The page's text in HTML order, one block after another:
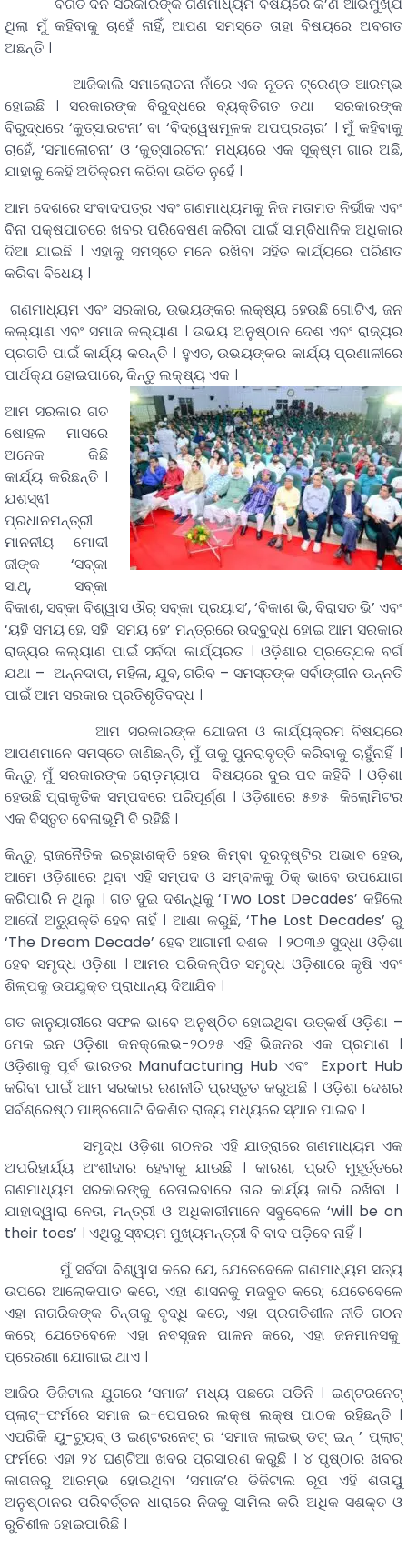
ଥିଲା ମୁଁ କହିବାକୁ ଚାହେଁ ନାହିଁ, ଆପଣ ସମସ୍ତେ ତାହା ବିଷୟରେ ଅବଗତ
ଅଛନ୍ତି ।
ଆଜିକାଲି ସମାଲୋଚନା ନାଁରେ ଏକ ନୂତନ ଟ୍ରେଣ୍ଡ ଆରମ୍ଭ
ହୋଇଛି । ସରକାରଙ୍କ ବିରୁଦ୍ଧରେ ବ୍ୟକ୍ତିଗତ ତଥା ସରକାରଙ୍କ
ବିରୁଦ୍ଧରେ ‘କୁତ୍ସାରଟନା’ ବା ‘ବିଦ୍ୱେଷମୂଳକ ଅପପ୍ରଚାର’ । ମୁଁ କହିବାକୁ
ଚାହେଁ, ‘ସମାଲୋଚନା’ ଓ ‘କୁତ୍ସାରଟନା’ ମଧ୍ୟରେ ଏକ ସୂକ୍ଷ୍ମ ଗାର ଅଛି,
ଯାହାକୁ କେହି ଅତିକ୍ରମ କରିବା ଉଚିତ ନୁହେଁ ।
ଆମ ଦେଶରେ ସଂବାଦପତ୍ର ଏବଂ ଗଣମାଧ୍ୟମକୁ ନିଜ ମତାମତ ନିର୍ଭୀକ ଏବଂ
ବିନା ପକ୍ଷପାତରେ ଖବର ପରିବେଷଣ କରିବା ପାଇଁ ସାମ୍ବିଧାନିକ ଅଧିକାର
ଦିଆ ଯାଇଛି । ଏହାକୁ ସମସ୍ତେ ମନେ ରଖିବା ସହିତ କାର୍ଯ୍ୟରେ ପରିଣତ
କରିବା ବିଧେୟ ।
ଗଣମାଧ୍ୟମ ଏବଂ ସରକାର, ଉଭୟଙ୍କର ଲକ୍ଷ୍ୟ ହେଉଛି ଗୋଟିଏ, ଜନ
କଲ୍ୟାଣ ଏବଂ ସମାଜ କଲ୍ୟାଣ । ଉଭୟ ଅନୁଷ୍ଠାନ ଦେଶ ଏବଂ ରାଜ୍ୟର
ପ୍ରଗତି ପାଇଁ କାର୍ଯ୍ୟ କରନ୍ତି । ହୁଏତ, ଉଭୟଙ୍କର କାର୍ଯ୍ୟ ପ୍ରଣାଳୀରେ
ପାର୍ଥକ୍ଯ ହୋଇପାରେ, କିନ୍ତୁ ଲକ୍ଷ୍ୟ ଏକ ।
ଆମ ସରକାର ଗତ
ଷୋହଳ ମାସରେ
ଅନେକ କିଛି
କାର୍ଯ୍ୟ କରିଛନ୍ତି ।
ଯଶସ୍ଵୀ
ପ୍ରଧାନମନ୍ତ୍ରୀ
ମାନନୀୟ ମୋଦୀ
ଜୀଙ୍କ ‘ସବ୍‍କା
ସାଥ୍, ସବ୍‍କା
ବିକାଶ, ସବ୍‍କା ବିଶ୍ୱାସ ଔର୍ ସବ୍‍କା ପ୍ରୟାସ’, ‘ବିକାଶ ଭି, ବିରାସତ ଭି’ ଏବଂ
‘ୟହି ସମୟ ହେ, ସହି ସମୟ ହେ’ ମନ୍ତ୍ରରେ ଉଦ୍‍ବୁଦ୍ଧ ହୋଇ ଆମ ସରକାର
ରାଜ୍ୟର କଲ୍ୟାଣ ପାଇଁ ସର୍ବଦା କାର୍ଯ୍ୟରତ । ଓଡ଼ିଶାର ପ୍ରତ୍ଯେକ ବର୍ଗ
ଯଥା – ଅନ୍ନଦାତା, ମହିଳା, ଯୁବ, ଗରିବ – ସମସ୍ତଙ୍କ ସର୍ବାଙ୍ଗୀନ ଉନ୍ନତି
ପାଇଁ ଆମ ସରକାର ପ୍ରତିଶୃତିବଦ୍ଧ ।
ଆମ ସରକାରଙ୍କ ଯୋଜନା ଓ କାର୍ଯ୍ୟକ୍ରମ ବିଷୟରେ
ଆପଣମାନେ ସମସ୍ତେ ଜାଣିଛନ୍ତି, ମୁଁ ତାକୁ ପୁନରାବୃତ୍ତି କରିବାକୁ ଚାହୁଁନାହିଁ ।
କିନ୍ତୁ, ମୁଁ ସରକାରଙ୍କ ରୋଡ଼ମ୍ୟାପ ବିଷୟରେ ଦୁଇ ପଦ କହିବି । ଓଡ଼ିଶା
ହେଉଛି ପ୍ରାକୃତିକ ସମ୍ପଦରେ ପରିପୂର୍ଣ୍ଣ । ଓଡ଼ିଶାରେ ୫୭୫ କିଲୋମିଟର
ଏକ ବିସ୍ତୃତ ବେଳାଭୂମି ବି ରହିଛି ।
କିନ୍ତୁ, ରାଜନୈତିକ ଇଚ୍ଛାଶକ୍ତି ହେଉ କିମ୍ବା ଦୂରଦୃଷ୍ଟିର ଅଭାବ ହେଉ,
ଆମେ ଓଡ଼ିଶାରେ ଥିବା ଏହି ସମ୍ପଦ ଓ ସମ୍ବଳକୁ ଠିକ୍ ଭାବେ ଉପଯୋଗ
କରିପାରି ନ ଥିଲୁ । ଗତ ଦୁଇ ଦଶନ୍ଧିକୁ ‘Two Lost Decades’ କହିଲେ
ଆଦୌ ଅତ୍ଯୁକ୍ତି ହେବ ନାହିଁ । ଆଶା କରୁଛି, ‘The Lost Decades’ ରୁ
‘The Dream Decade’ ହେବ ଆଗାମୀ ଦଶକ । ୨୦୩୬ ସୁଦ୍ଧା ଓଡ଼ିଶା
ହେବ ସମୃଦ୍ଧ ଓଡ଼ିଶା । ଆମର ପରିକଳ୍ପିତ ସମୃଦ୍ଧ ଓଡ଼ିଶାରେ କୃଷି ଏବଂ
ଶିଳ୍ପକୁ ଉପଯୁକ୍ତ ପ୍ରାଧାନ୍ୟ ଦିଆଯିବ ।
ଗତ ଜାନୁୟାରୀରେ ସଫଳ ଭାବେ ଅନୁଷ୍ଠିତ ହୋଇଥିବା ଉତ୍କର୍ଷ ଓଡ଼ିଶା –
ମେକ ଇନ ଓଡ଼ିଶା କନକ୍ଲେଭ-୨୦୨୫ ଏହି ଭିଜନର ଏକ ପ୍ରମାଣ ।
ଓଡ଼ିଶାକୁ ପୂର୍ବ ଭାରତର Manufacturing Hub ଏବଂ Export Hub
କରିବା ପାଇଁ ଆମ ସରକାର ରଣନୀତି ପ୍ରସ୍ତୁତ କରୁଅଛି । ଓଡ଼ିଶା ଦେଶର
ସର୍ବଶ୍ରେଷ୍ଠ ପାଞ୍ଚଗୋଟି ବିକଶିତ ରାଜ୍ୟ ମଧ୍ୟରେ ସ୍ଥାନ ପାଇବ ।
ସମୃଦ୍ଧ ଓଡ଼ିଶା ଗଠନର ଏହି ଯାତ୍ରାରେ ଗଣମାଧ୍ୟମ ଏକ
ଅପରିହାର୍ଯ୍ୟ ଅଂଶୀଦାର ହେବାକୁ ଯାଉଛି । କାରଣ, ପ୍ରତି ମୁହୂର୍ତ୍ତରେ
ଗଣମାଧ୍ୟମ ସରକାରଙ୍କୁ ଚେତାଇବାରେ ତାର କାର୍ଯ୍ୟ ଜାରି ରଖିବା ।
ଯାହାଦ୍ୱାରା ନେତା, ମନ୍ତ୍ରୀ ଓ ଅଧିକାରୀମାନେ ସବୁବେଳେ ‘will be on
their toes’ । ଏଥିରୁ ସ୍ଵୟମ ମୁଖ୍ୟମନ୍ତ୍ରୀ ବି ବାଦ ପଡ଼ିବେ ନାହିଁ ।
ମୁଁ ସର୍ବଦା ବିଶ୍ୱାସ କରେ ଯେ, ଯେତେବେଳେ ଗଣମାଧ୍ୟମ ସତ୍ୟ
ଉପରେ ଆଲୋକପାତ କରେ, ଏହା ଶାସନକୁ ମଜବୁତ କରେ; ଯେତେବେଳେ
ଏହା ନାଗରିକଙ୍କ ଚିନ୍ତାକୁ ବୃଦ୍ଧି କରେ, ଏହା ପ୍ରଗତିଶୀଳ ନୀତି ଗଠନ
କରେ; ଯେତେବେଳେ ଏହା ନବସୃଜନ ପାଳନ କରେ, ଏହା ଜନମାନସକୁ
ପ୍ରେରଣା ଯୋଗାଇ ଥାଏ ।
ଆଜିର ଡିଜିଟାଲ ଯୁଗରେ ‘ସମାଜ’ ମଧ୍ୟ ପଛରେ ପଡିନି । ଇଣ୍ଟରନେଟ୍
ପ୍ଲାଟ୍-ଫର୍ମରେ ସମାଜ ଇ-ପେପରର ଲକ୍ଷ ଲକ୍ଷ ପାଠକ ରହିଛନ୍ତି ।
ଏପରିକି ୟୁ-ଟ୍ୟୁବ୍ ଓ ଇଣ୍ଟରନେଟ୍ ର ‘ସମାଜ ଲାଇଭ୍ ଡଟ୍ ଇନ୍ ’ ପ୍ଲାଟ୍
ଫର୍ମରେ ଏହା ୨୪ ଘଣ୍ଟିଆ ଖବର ପ୍ରସାରଣ କରୁଛି । ୪ ପୃଷ୍ଠାର ଖବର
କାଗଜରୁ ଆରମ୍ଭ ହୋଇଥିବା ‘ସମାଜ’ର ଡିଜିଟାଲ ରୂପ ଏହି ଶତାୟୁ
ଅନୁଷ୍ଠାନର ପରିବର୍ତ୍ତନ ଧାରାରେ ନିଜକୁ ସାମିଲ କରି ଅଧିକ ସଶକ୍ତ ଓ
ରୁଚିଶୀଳ ହୋଇପାରିଛି ।